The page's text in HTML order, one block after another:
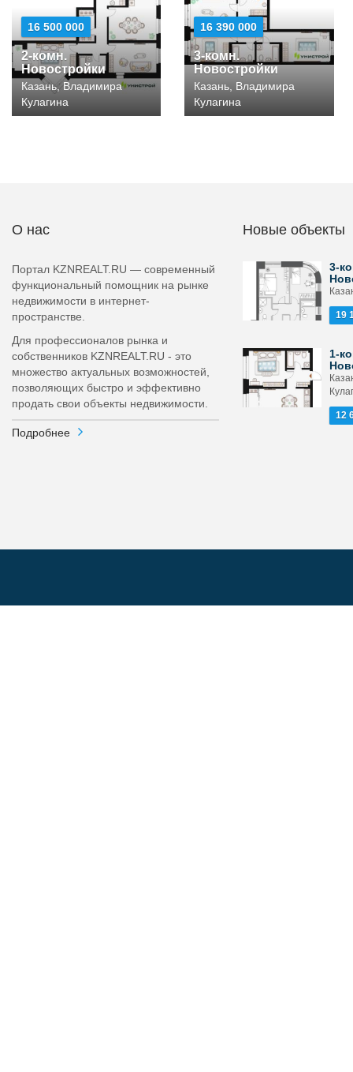
16 500 000
2-комн.
Новостройки
Казань, Владимира
Кулагина
16 390 000
3-комн.
Новостройки
Казань, Владимира
Кулагина
О нас
Портал KZNREALT.RU — современный
функциональный помощник на рынке
недвижимости в интернет-
пространстве.
Для профессионалов рынка и
собственников KZNREALT.RU - это
множество актуальных возможностей,
позволяющих быстро и эффективно
продать свои объекты недвижимости.
Подробнее
Новые объекты
3-
19
1-
12